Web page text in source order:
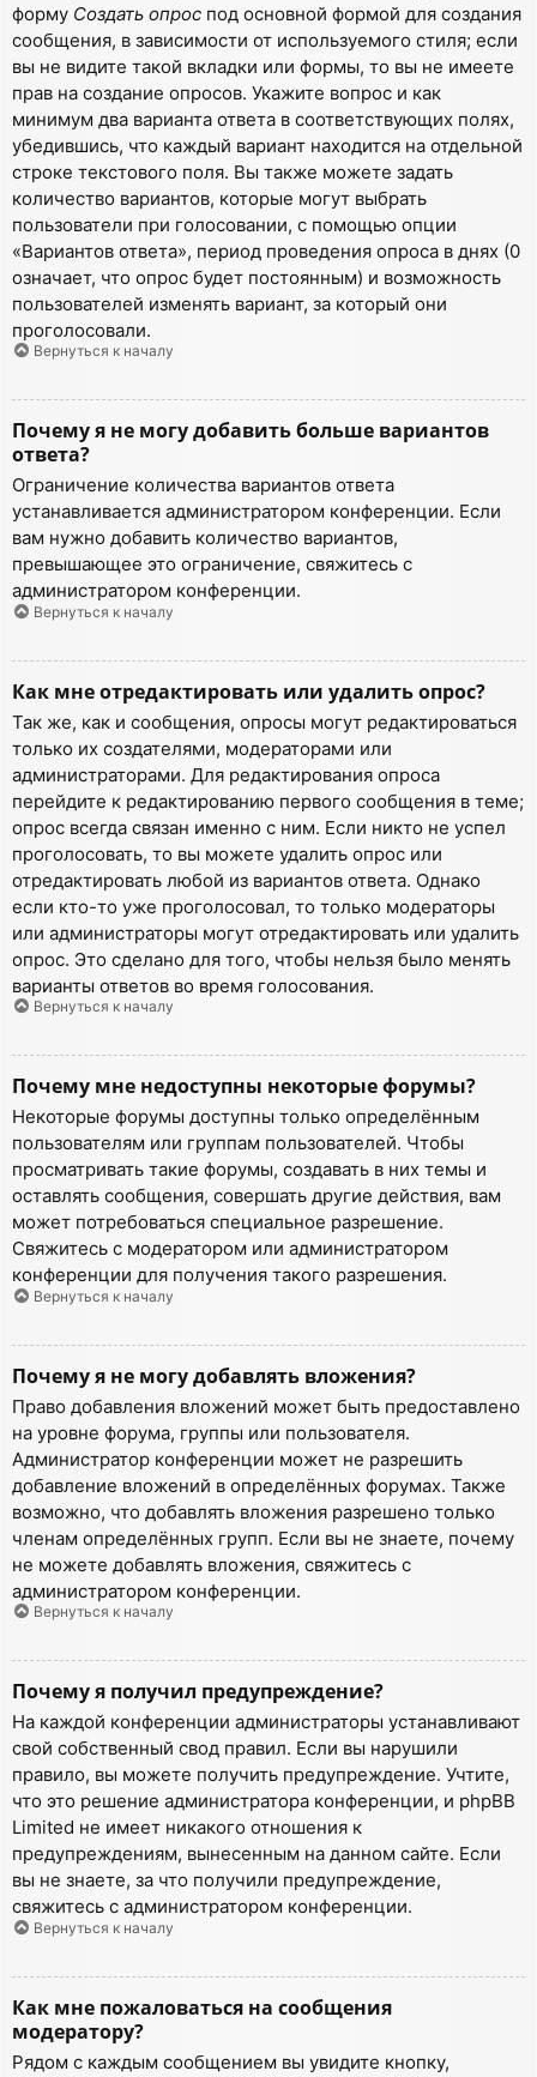
форму Создать опрос под основной формой для создания
сообщения, в зависимости от используемого стиля; если
вы не видите такой вкладки или формы, то вы не имеете
прав на создание опросов. Укажите вопрос и как
минимум два варианта ответа в соответствующих полях,
убедившись, что каждый вариант находится на отдельной
строке текстового поля. Вы также можете задать
количество вариантов, которые могут выбрать
пользователи при голосовании, с помощью опции
«Вариантов ответа», период проведения опроса в днях (0
означает, что опрос будет постоянным) и возможность
пользователей изменять вариант, за который они
проголосовали.
Вернуться к началу
Почему я не могу добавить больше вариантов
ответа?
Ограничение количества вариантов ответа
устанавливается администратором конференции. Если
вам нужно добавить количество вариантов,
превышающее это ограничение, свяжитесь с
администратором конференции.
Вернуться к началу
Как мне отредактировать или удалить опрос?
Так же, как и сообщения, опросы могут редактироваться
только их создателями, модераторами или
администраторами. Для редактирования опроса
перейдите к редактированию первого сообщения в теме;
опрос всегда связан именно с ним. Если никто не успел
проголосовать, то вы можете удалить опрос или
отредактировать любой из вариантов ответа. Однако
если кто-то уже проголосовал, то только модераторы
или администраторы могут отредактировать или удалить
опрос. Это сделано для того, чтобы нельзя было менять
варианты ответов во время голосования.
Вернуться к началу
Почему мне недоступны некоторые форумы?
Некоторые форумы доступны только определённым
пользователям или группам пользователей. Чтобы
просматривать такие форумы, создавать в них темы и
оставлять сообщения, совершать другие действия, вам
может потребоваться специальное разрешение.
Свяжитесь с модератором или администратором
конференции для получения такого разрешения.
Вернуться к началу
Почему я не могу добавлять вложения?
Право добавления вложений может быть предоставлено
на уровне форума, группы или пользователя.
Администратор конференции может не разрешить
добавление вложений в определённых форумах. Также
возможно, что добавлять вложения разрешено только
членам определённых групп. Если вы не знаете, почему
не можете добавлять вложения, свяжитесь с
администратором конференции.
Вернуться к началу
Почему я получил предупреждение?
На каждой конференции администраторы устанавливают
свой собственный свод правил. Если вы нарушили
правило, вы можете получить предупреждение. Учтите,
что это решение администратора конференции, и phpBB
Limited не имеет никакого отношения к
предупреждениям, вынесенным на данном сайте. Если
вы не знаете, за что получили предупреждение,
свяжитесь с администратором конференции.
Вернуться к началу
Как мне пожаловаться на сообщения
модератору?
Рядом с каждым сообщением вы увидите кнопку,